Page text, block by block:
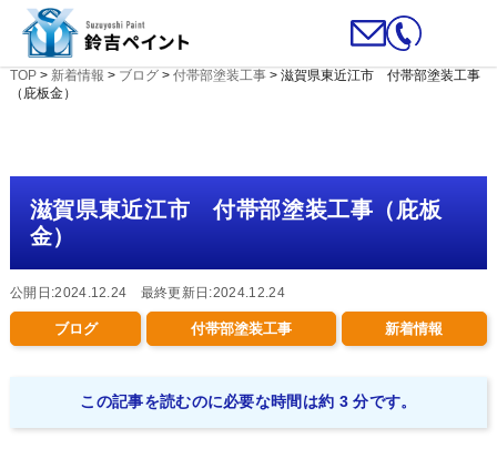
TOP> 新着情報 > ブログ> 付帯部塗装工事> 滋賀県東近江市 付帯部塗装工事
（庇板金）
滋賀県東近江市 付帯部塗装工事（庇板
金）
公開日:2024.12.24 最終更新日:2024.12.24
ブログ 付帯部塗装工事 新着情報
この記事を読むのに必要な時間は約 3 分です。